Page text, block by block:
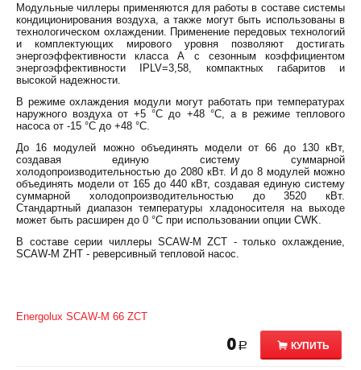
Модульные чиллеры применяются для работы в составе системы
кондиционирования воздуха, а также могут быть использованы в
технологическом охлаждении. Применение передовых технологий
и комплектующих мирового уровня позволяют достигать
энергоэффективности класса А с сезонным коэффициентом
энергоэффективности IPLV=3,58, компактных габаритов и
высокой надежности.
В режиме охлаждения модули могут работать при температурах
наружного воздуха от +5 °С до +48 °С, а в режиме теплового
насоса от -15 °С до +48 °С.
До 16 модулей можно объединять модели от 66 до 130 кВт,
создавая единую систему суммарной
холодопроизводительностью до 2080 кВт. И до 8 модулей можно
объединять модели от 165 до 440 кВт, создавая единую систему
суммарной холодопроизводительностью до 3520 кВт.
Стандартный диапазон температуры хладоносителя на выходе
может быть расширен до 0 °С при использовании опции CWK.
В составе серии чиллеры SCAW-M ZCT - только охлаждение,
SCAW-M ZHT - реверсивный тепловой насос.
Energolux SCAW-M 66 ZCT
0 Р КУПИТЬ